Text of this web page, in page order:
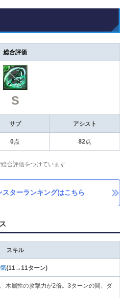
総合評価
S
サブ アシスト
0点 82 点
合評価をつけています
ターランキングはこちら
スキル
(11→11ターン)
木属性の攻撃力が2倍。3ターンの間、ダ